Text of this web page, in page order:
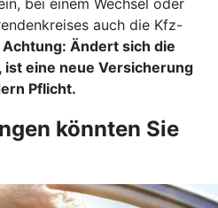
auch die Kfz-
Achtung: Ändert sich die
eine neue Versicherung
Pflicht.
könnten Sie